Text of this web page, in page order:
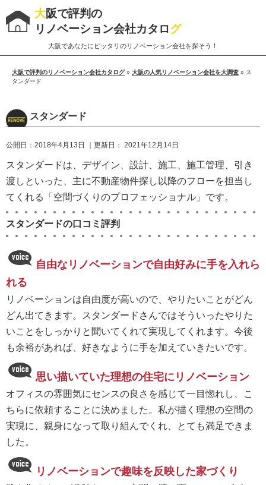
大阪で評判の
リノベーション会社カタログ
大阪であなたにピッタリのリノベーション会社を探そう！
大阪で評判のリノベーション会社カタログ» 大阪の人気リノベーション会社を大調査 » ス
タンダード
スタンダード
公開日： 2018年4月13日 ｜更新日： 2021年12月14日
スタンダードは、デザイン、設計、施工、施工管理、引き
渡しといった、主に不動産物件探し以降のフローを担当し
てくれる「空間づくりのプロフェッショナル」です。
スタンダードの口コミ評判
自由なリノベーションで自由好みに手を入れら
れる
リノベーションは自由度が高いので、やりたいことがどん
どん出てきます。スタンダードさんではそういったやりた
いことをしっかりと聞いてくれて実現してくれます。今後
も余裕があれば、好きなように手を加えていきたいです。
思い描いていた理想の住宅にリノベーション
オフィスの雰囲気にセンスの良さを感じて一目惚れし、こ
ちらに依頼することに決めました。私が描く理想の空間の
実現に、親身になって取り組んでくれ、とても満足できま
した。
リノベーションで趣味を反映した家づくり